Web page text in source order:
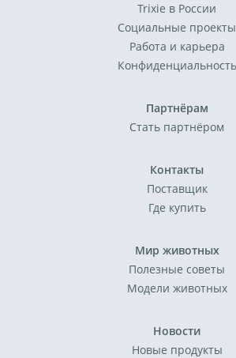
Trixie в России
Социальные проекты
Работа и карьера
Конфиденциальность
Партнёрам
Стать партнёром
Контакты
Поставщик
Где купить
Мир животных
Полезные советы
Модели животных
Новости
Новые продукты